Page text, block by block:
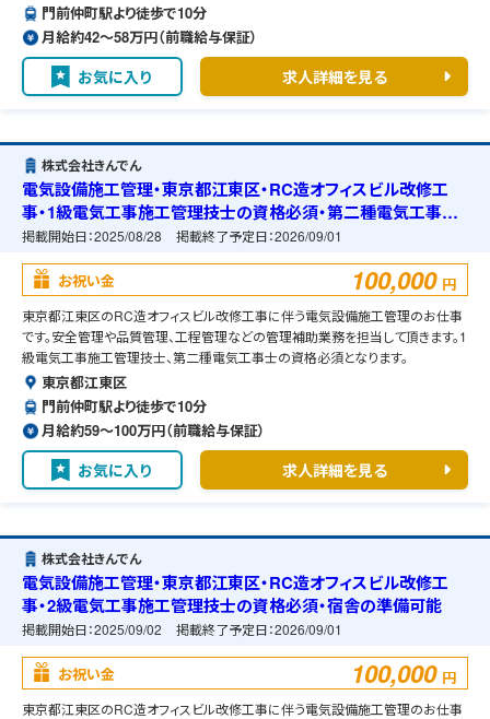
門前仲町駅より徒歩で10分
月給約42〜58万円（前職給与保証）
お気に入り 求人詳細を見る
株式会社きんでん
電気設備施工管理・東京都江東区・RC造オフィスビル改修工
事・1級電気工事施工管理技士の資格必須・第二種電気工事士
の資格必須・宿舎の準備可能
掲載開始日：2025/08/28 掲載終了予定日：2026/09/01
お祝い金 100,000 円
東京都江東区のRC造オフィスビル改修工事に伴う電気設備施工管理のお仕事
です。安全管理や品質管理、工程管理などの管理補助業務を担当して頂きます。1
級電気工事施工管理技士、第二種電気工事士の資格必須となります。
東京都江東区
門前仲町駅より徒歩で10分
月給約59〜100万円（前職給与保証）
お気に入り 求人詳細を見る
株式会社きんでん
電気設備施工管理・東京都江東区・RC造オフィスビル改修工
事・2級電気工事施工管理技士の資格必須・宿舎の準備可能
掲載開始日：2025/09/02 掲載終了予定日：2026/09/01
お祝い金 100,000 円
東京都江東区のRC造オフィスビル改修工事に伴う電気設備施工管理のお仕事